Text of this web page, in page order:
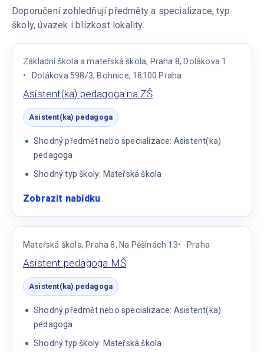
Doporučení zohledňují předměty a specializace, typ
školy, úvazek i blízkost lokality.
Základní škola a mateřská škola, Praha 8, Dolákova 1
Dolákova 598/3, Bohnice, 18100 Praha
Asistent(ka) pedagoga na ZŠ
Asistent(ka) pedagoga
Shodný předmět nebo specializace: Asistent(ka)
pedagoga
Shodný typ školy: Mateřská škola
Zobrazit nabídku:
pedagoga
na
Mateřská škola, Praha 8, Na Pěšinách 13 Praha
Asistent pedagoga MŠ
Asistent(ka) pedagoga
Shodný předmět nebo specializace: Asistent(ka)
pedagoga
Shodný typ školy: Mateřská škola